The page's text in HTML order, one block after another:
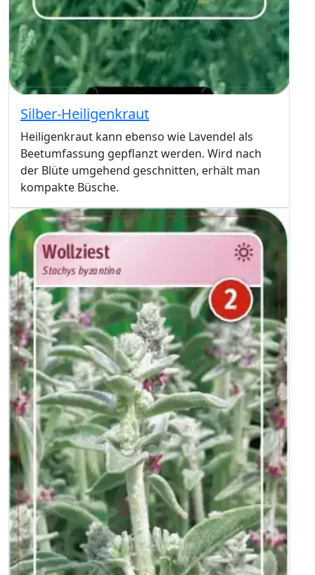
Silber-Heiligenkraut
Heiligenkraut kann ebenso wie Lavendel als
Beetumfassung gepflanzt werden. Wird nach
der Blüte umgehend geschnitten, erhält man
kompakte Büsche.